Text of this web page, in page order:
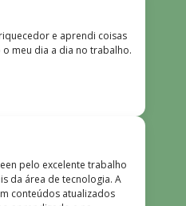
o curso para todos
seus conhecimentos em
e aprendi coisas
meu dia a dia no trabalho.
pelo excelente trabalho
da área de tecnologia. A
conteúdos atualizados